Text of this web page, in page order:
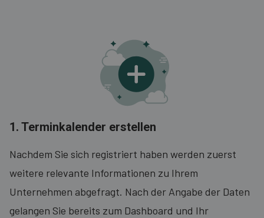
1. Terminkalender erstellen
Nachdem Sie sich registriert haben werden zuerst
weitere relevante Informationen zu Ihrem
Unternehmen abgefragt. Nach der Angabe der Daten
gelangen Sie bereits zum Dashboard und Ihr